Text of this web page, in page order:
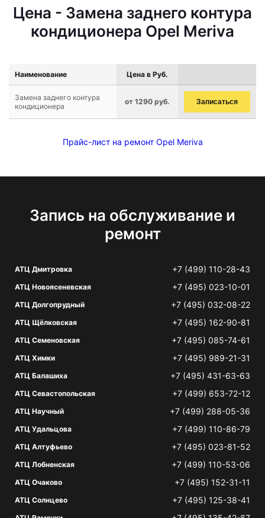
Цена - Замена заднего контура
кондиционера Opel Meriva
Наименование Цена в Руб.
Замена заднего контура
кондиционера
от 1290 руб. Записаться
Прайс-лист на ремонт Opel Meriva
Запись на обслуживание и
ремонт
АТЦ Дмитровка +7 (499) 110-28-43
АТЦ Новоясеневская +7 (495) 023-10-01
АТЦ Долгопрудный +7 (495) 032-08-22
АТЦ Щёлковская +7 (495) 162-90-81
АТЦ Семеновская +7 (495) 085-74-61
АТЦ Химки +7 (495) 989-21-31
АТЦ Балашиха +7 (495) 431-63-63
АТЦ Севастопольская +7 (499) 653-72-12
АТЦ Научный +7 (499) 288-05-36
АТЦ Удальцова +7 (499) 110-86-79
АТЦ Алтуфьево +7 (495) 023-81-52
АТЦ Лобненская +7 (499) 110-53-06
АТЦ Очаково +7 (495) 152-31-11
АТЦ Солнцево +7 (495) 125-38-41